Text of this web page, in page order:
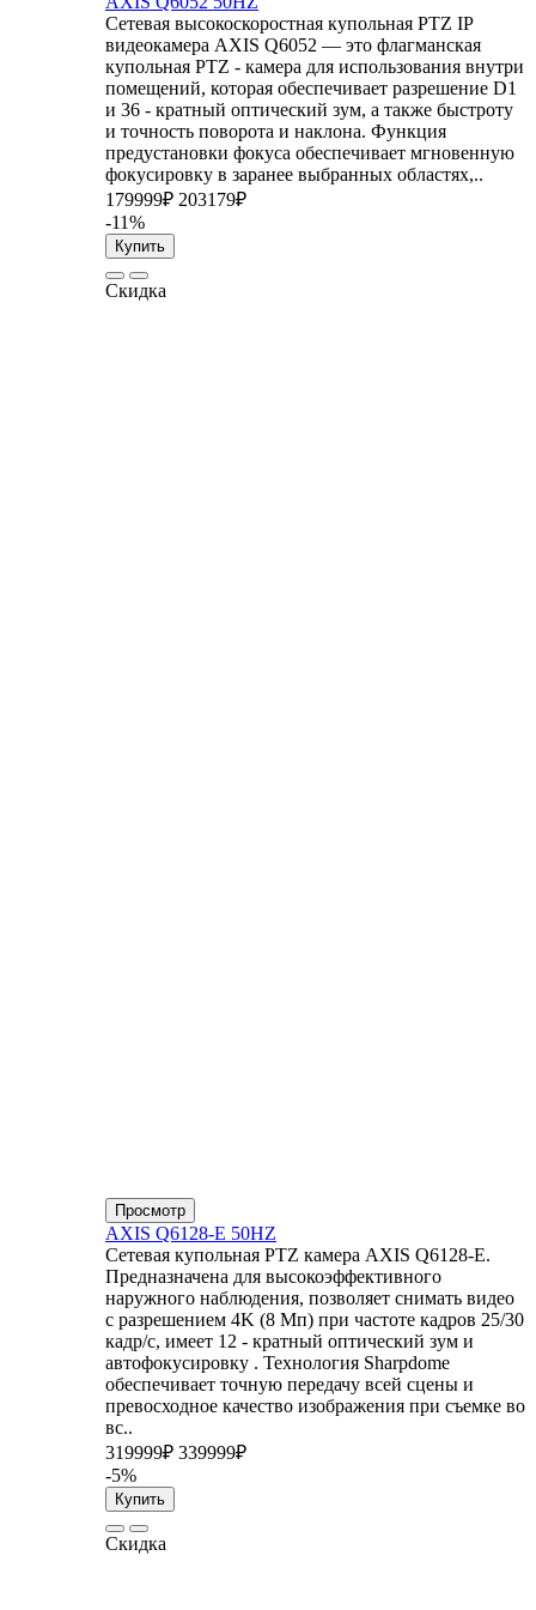
Сетевая высокоскоростная купольная PTZ IP
видеокамера AXIS Q6052 — это флагманская
купольная PTZ - камера для использования внутри
помещений, которая обеспечивает разрешение D1
и 36 - кратный оптический зум, а также быстроту
и точность поворота и наклона. Функция
предустановки фокуса обеспечивает мгновенную
фокусировку в заранее выбранных областях,..
179999₽ 203179₽
-11%
Купить
Скидка
Просмотр
AXIS Q6128-E 50HZ
Сетевая купольная PTZ камера AXIS Q6128-E.
Предназначена для высокоэффективного
наружного наблюдения, позволяет снимать видео
с разрешением 4K (8 Мп) при частоте кадров 25/30
кадр/с, имеет 12 - кратный оптический зум и
автофокусировку . Технология Sharpdome
обеспечивает точную передачу всей сцены и
превосходное качество изображения при съемке во
вс..
319999₽ 339999₽
-5%
Купить
Скидка